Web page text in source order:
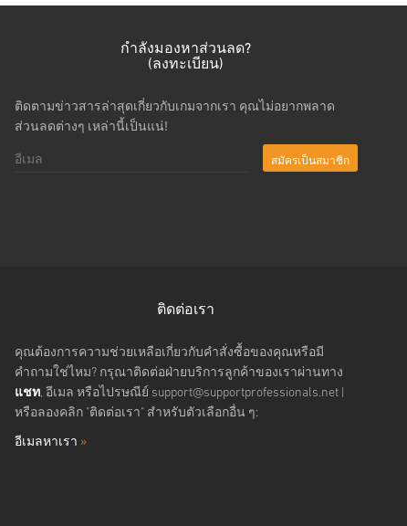
กำลังมองหาส่วนลด?
(ลงทะเบียน)
ติดตามข่าวสารล่าสุดเกี่ยวกับเกมจากเรา คุณไม่อยากพลาด
ส่วนลดต่างๆ เหล่านี้เป็นแน่!
สมัครเป็นสมาชิก
ติดต่อเรา
คุณต้องการความช่วยเหลือเกี่ยวกับคำสั่งซื้อของคุณหรือมี
คำถามใช่ไหม? กรุณาติดต่อฝ่ายบริการลูกค้าของเราผ่านทาง
แชท, อีเมล หรือไปรษณีย์ support@supportprofessionals.net|
หรือลองคลิก "ติดต่อเรา" สำหรับตัวเลือกอื่น ๆ:
อีเมลหาเรา »